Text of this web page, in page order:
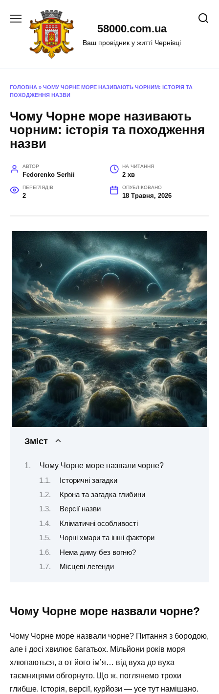
58000.com.ua
Ваш провідник у житті Чернівці
ГОЛОВНА » ЧОМУ ЧОРНЕ МОРЕ НАЗИВАЮТЬ ЧОРНИМ: ІСТОРІЯ ТА
ПОХОДЖЕННЯ НАЗВИ
Чому Чорне море називають
чорним: історія та походження
назви
АВТОР
Fedorenko Serhii
НА ЧИТАННЯ
2 хв
ПЕРЕГЛЯДІВ
2
ОПУБЛІКОВАНО
18 Травня, 2026
Зміст
Чому Чорне море назвали чорне?
Історичні загадки
Крона та загадка глибини
Версії назви
Кліматичні особливості
Чорні хмари та інші фактори
Нема диму без вогню?
Місцеві легенди
Чому Чорне море назвали чорне?
Чому Чорне море назвали чорне? Питання з бородою,
але і досі хвилює багатьох. Мільйони років моря
хлюпаються, а от його ім’я… від вуха до вуха
таємницями обгорнуто. Що ж, поглянемо трохи
глибше. Історія, версії, курйози — усе тут намішано.